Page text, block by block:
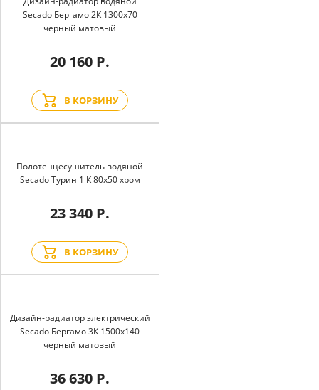
Secado Бергамо 2К 1300x70
черный матовый
20 160 Р.
В КОРЗИНУ
Полотенцесушитель водяной
Secado Турин 1 К 80x50 хром
23 340 Р.
В КОРЗИНУ
Дизайн-радиатор электрический
Secado Бергамо 3К 1500x140
черный матовый
36 630 Р.